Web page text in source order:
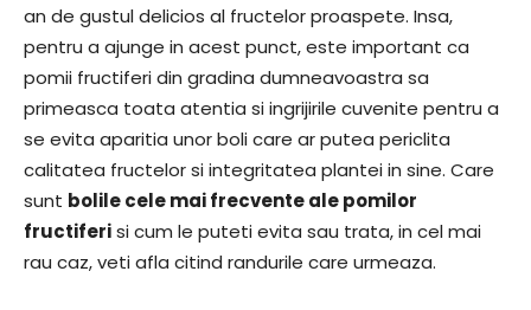
an de gustul delicios al fructelor proaspete. Insa,
pentru a ajunge in acest punct, este important ca
pomii fructiferi din gradina dumneavoastra sa
primeasca toata atentia si ingrijirile cuvenite pentru a
se evita aparitia unor boli care ar putea periclita
calitatea fructelor si integritatea plantei in sine. Care
sunt bolile cele mai frecvente ale pomilor
fructiferisi cum le puteti evita sau trata, in cel mai
rau caz, veti afla citind randurile care urmeaza.